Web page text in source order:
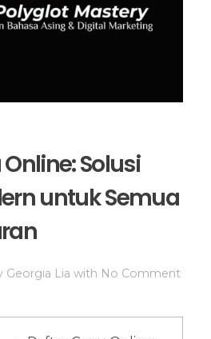
Solusi
untuk Semua
Georgia Lia with No Comment